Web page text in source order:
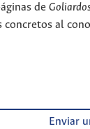
de
concretos al
Enviar